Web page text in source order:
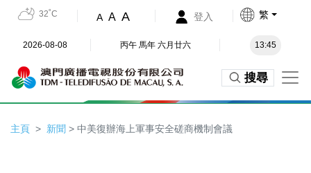
32˚C A A A 登入 繁
2026-08-08 丙午 馬年 六月廿六 13:45
搜尋
主頁 新聞 > 中美復辦海上軍事安全磋商機制會議